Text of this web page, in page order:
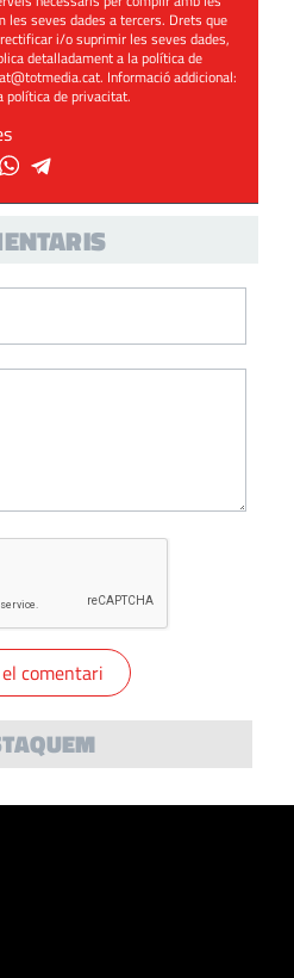
les seves dades a tercers. Drets que
i/o suprimir les seves dades,
detalladament a la política de
. Informació addicional:
política de privacitat.